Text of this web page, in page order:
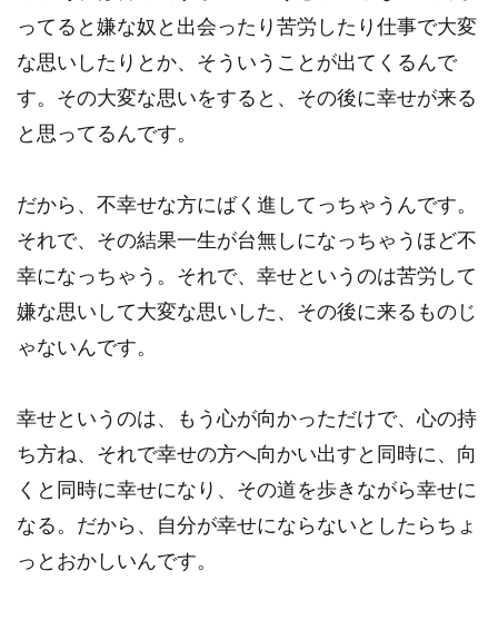
ってると嫌な奴と出会ったり苦労したり仕事で大変
な思いしたりとか、そういうことが出てくるんで
す。その大変な思いをすると、その後に幸せが来る
と思ってるんです。
だから、不幸せな方にばく進してっちゃうんです。
それで、その結果一生が台無しになっちゃうほど不
幸になっちゃう。それで、幸せというのは苦労して
嫌な思いして大変な思いした、その後に来るものじ
ゃないんです。
幸せというのは、もう心が向かっただけで、心の持
ち方ね、それで幸せの方へ向かい出すと同時に、向
くと同時に幸せになり、その道を歩きながら幸せに
なる。だから、自分が幸せにならないとしたらちょ
っとおかしいんです。